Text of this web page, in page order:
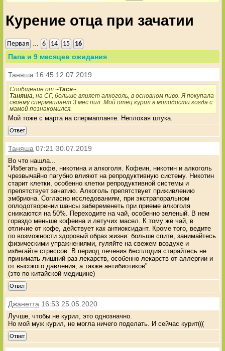
Курение отца при зачатии
Первая 6 14 15 16
Папа и 9 месяцев ожидания
Таняша 16:45 12.07.2019
Сообщение от~Тася~:
Таняша , на СГ, больше влияет алкоголь, в основном пиво. Я покупала
своему спермаплант 3 мес пил. Мой отец курил в молодости когда с
мамой познакомился.
Мой тоже с марта на спермапланте. Неплохая штука.
Ответ
Таняша 07:21 30.07.2019
Во что нашла...
"Избегать кофе, никотина и алкоголя. Кофеин, никотин и алкоголь
чрезвычайно пагубно влияют на репродуктивную систему. Никотин
старит клетки, особенно клетки репродуктивной системы и
препятствует зачатию. Алкоголь препятствует приживлению
эмбриона. Согласно исследованиям, при экстрапоральном
оплодотворении шансы забеременеть при приеме алкоголя
снижаются на 50%. Переходите на чай, особенно зеленый. В нем
гораздо меньше кофеина и летучих масел. К тому же чай, в
отличие от кофе, действует как антиоксидант. Кроме того, ведите
по возможности здоровый образ жизни: больше спите, занимайтесь
физическими упражнениями, гуляйте на свежем воздухе и
избегайте стрессов. В период лечения бесплодия старайтесь не
принимать лишний раз лекарств, особенно лекарств от аллергии и
от высокого давления, а также антибиотиков"
(это по китайской медицине)
Ответ
Джанетта 16:53 25.05.2020
Лучше, чтобы не курил, это однозначно.
Но мой муж курил, не могла ничего поделать. И сейчас курит(((
Ответ